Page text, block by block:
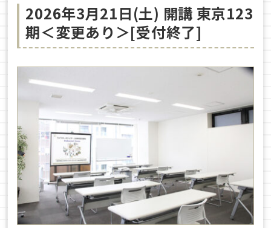
2026年3月21日(土) 開講 東京123
期＜変更あり＞[受付終了]